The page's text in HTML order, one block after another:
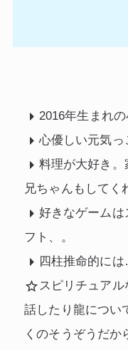
2016年生まれの
心優しい元気っ
料理が大好き
兄ちゃんもしてく
好きなゲームは
フト、。
四柱推命的に
スピリチュア
話したり龍につい
くのそうぞうだか